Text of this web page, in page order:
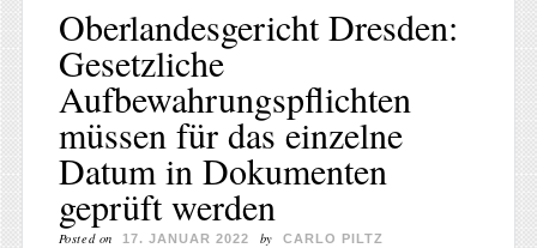
Oberlandesgericht Dresden:
Gesetzliche
Aufbewahrungspflichten
müssen für das einzelne
Datum in Dokumenten
geprüft werden
Posted on 17. JANUAR 2022 by CARLO PILTZ